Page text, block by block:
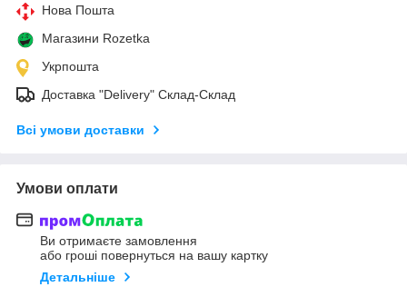
Нова Пошта
Магазини Rozetka
Укрпошта
Доставка "Delivery" Склад-Склад
Всі умови доставки
Умови оплати
Ви отримаєте замовлення
або гроші повернуться на вашу картку
Детальніше